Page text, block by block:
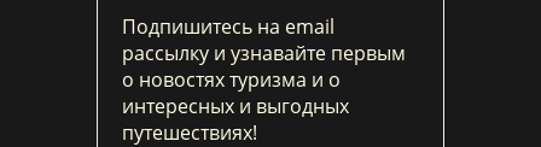
Подпишитесь на email
рассылку и узнавайте первым
о новостях туризма и о
интересных и выгодных
путешествиях!